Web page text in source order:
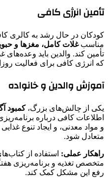
تأمین انرژی کافی
کودکان در حال رشد به کالری
مناسبغلات کامل، مغزها و
تأمین کند. والدین باید وعده‌های
که انرژی کافی برای فعالیت
آموزش والدین و خانواده
یکی از چالش‌های بزرگ،کمبود
اطلاعات کافی درباره
و مواد معدنی، و ایجاد تنوع
متعادل شود.
راهکار عملی: استفاده از
متخصص تغذیه و برنامه‌ریزی
رفع این مشکل کمک کند.